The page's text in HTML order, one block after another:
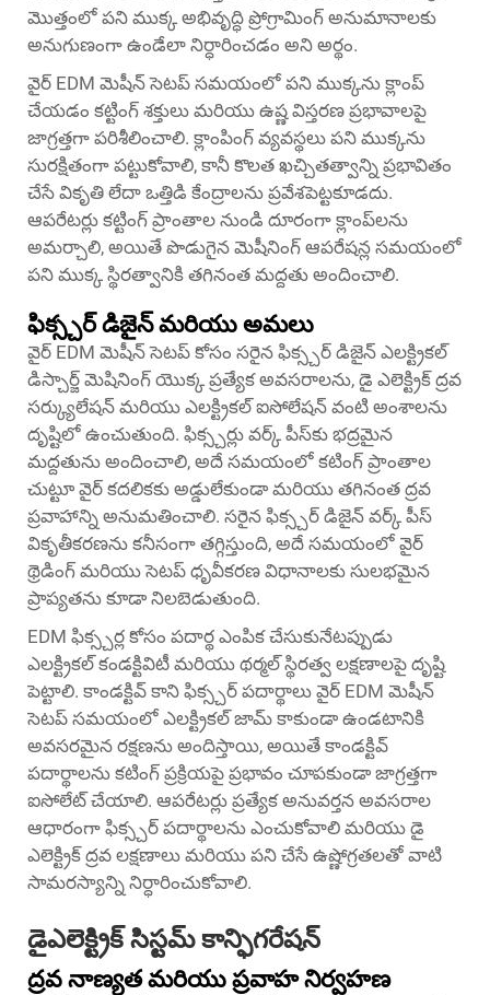
మొత్తంలో పని ముక్క అభివృద్ధి ప్రోగ్రామింగ్ అనుమానాలకు
అనుగుణంగా ఉండేలా నిర్ధారించడం అని అర్థం.
వైర్ EDM మెషీన్ సెటప్ సమయంలో పని ముక్కను క్లాంప్
చేయడం కట్టింగ్ శక్తులు మరియు ఉష్ణ విస్తరణ ప్రభావాలపై
జాగ్రత్తగా పరిశీలించాలి. క్లాంపింగ్ వ్యవస్థలు పని ముక్కను
సురక్షితంగా పట్టుకోవాలి, కానీ కొలత ఖచ్చితత్వాన్ని ప్రభావితం
చేసే వికృతి లేదా ఒత్తిడి కేంద్రాలను ప్రవేశపెట్టకూడదు.
ఆపరేటర్లు కట్టింగ్ ప్రాంతాల నుండి దూరంగా క్లాంప్‌లను
అమర్చాలి, అయితే పొడుగైన మెషీనింగ్ ఆపరేషన్ల సమయంలో
పని ముక్క స్థిరత్వానికి తగినంత మద్దతు అందించాలి.
ఫిక్స్చర్ డిజైన్ మరియు అమలు
వైర్ EDM మెషీన్ సెటప్ కోసం సరైన ఫిక్స్చర్ డిజైన్ ఎలక్ట్రికల్
డిస్చార్జ్ మెషినింగ్ యొక్క ప్రత్యేక అవసరాలను, డై ఎలెక్ట్రిక్ ద్రవ
సర్క్యులేషన్ మరియు ఎలక్ట్రికల్ ఐసోలేషన్ వంటి అంశాలను
దృష్టిలో ఉంచుతుంది. ఫిక్స్చర్లు వర్క్ పీస్‌కు భద్రమైన
మద్దతును అందించాలి, అదే సమయంలో కటింగ్ ప్రాంతాల
చుట్టూ వైర్ కదలికకు అడ్డులేకుండా మరియు తగినంత ద్రవ
ప్రవాహాన్ని అనుమతించాలి. సరైన ఫిక్స్చర్ డిజైన్ వర్క్ పీస్
వికృతీకరణను కనీసంగా తగ్గిస్తుంది, అదే సమయంలో వైర్
థ్రెడింగ్ మరియు సెటప్ ధృవీకరణ విధానాలకు సులభమైన
ప్రాప్యతను కూడా నిలబెడుతుంది.
EDM ఫిక్స్చర్ల కోసం పదార్థ ఎంపిక చేసుకునేటప్పుడు
ఎలక్ట్రికల్ కండక్టివిటీ మరియు థర్మల్ స్థిరత్వ లక్షణాలపై దృష్టి
పెట్టాలి. కాండక్టివ్ కాని ఫిక్స్చర్ పదార్థాలు వైర్ EDM మెషీన్
సెటప్ సమయంలో ఎలక్ట్రికల్ జామ్ కాకుండా ఉండటానికి
అవసరమైన రక్షణను అందిస్తాయి, అయితే కాండక్టివ్
పదార్థాలను కటింగ్ ప్రక్రియపై ప్రభావం చూపకుండా జాగ్రత్తగా
ఐసోలేట్ చేయాలి. ఆపరేటర్లు ప్రత్యేక అనువర్తన అవసరాల
ఆధారంగా ఫిక్స్చర్ పదార్థాలను ఎంచుకోవాలి మరియు డై
ఎలెక్ట్రిక్ ద్రవ లక్షణాలు మరియు పని చేసే ఉష్ణోగ్రతలతో వాటి
సామరస్యాన్ని నిర్ధారించుకోవాలి.
డైఎలెక్ట్రిక్ సిస్టమ్ కాన్ఫిగరేషన్
ద్రవ నాణ్యత మరియు ప్రవాహ నిర్వహణ